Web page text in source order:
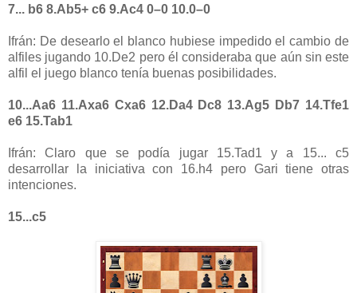
7... b6 8.Ab5+ c6 9.Ac4 0–0 10.0–0
Ifrán: De desearlo el blanco hubiese impedido el cambio de
alfiles jugando 10.De2 pero él consideraba que aún sin este
alfil el juego blanco tenía buenas posibilidades.
10...Aa6 11.Axa6 Cxa6 12.Da4 Dc8 13.Ag5 Db7 14.Tfe1
e6 15.Tab1
Ifrán: Claro que se podía jugar 15.Tad1 y a 15... c5
desarrollar la iniciativa con 16.h4 pero Gari tiene otras
intenciones.
15...c5